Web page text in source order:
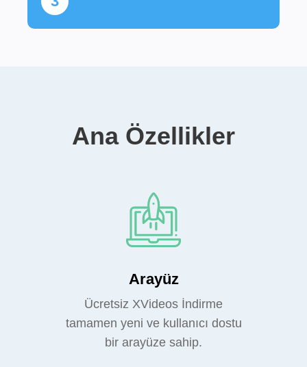
Ana Özellikler
Arayüz
Ücretsiz XVideos İndirme
tamamen yeni ve kullanıcı dostu
bir arayüze sahip.